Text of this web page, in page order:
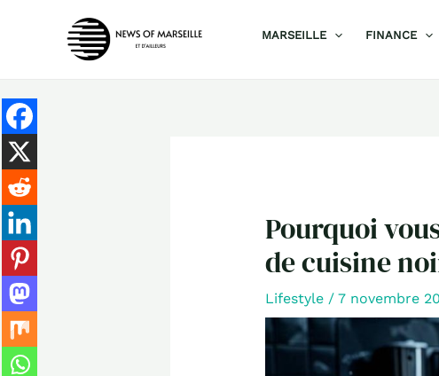
MARSEILLE FINANCE
Pourquoi
de cuisine
Lifestyle/ 7 novembre